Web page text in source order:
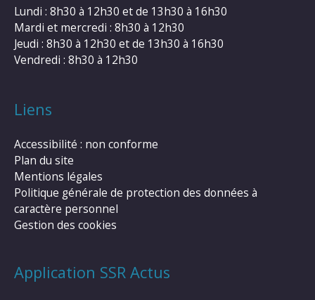
Lundi : 8h30 à 12h30 et de 13h30 à 16h30
Mardi et mercredi : 8h30 à 12h30
Jeudi : 8h30 à 12h30 et de 13h30 à 16h30
Vendredi : 8h30 à 12h30
Liens
Accessibilité : non conforme
Plan du site
Mentions légales
Politique générale de protection des données à
caractère personnel
Gestion des cookies
Application SSR Actus